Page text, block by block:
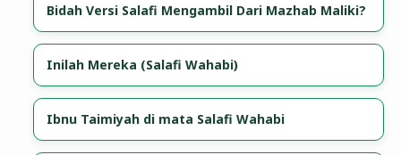
Bidah Versi Salafi Mengambil Dari Mazhab Maliki?
Inilah Mereka (Salafi Wahabi)
Ibnu Taimiyah di mata Salafi Wahabi